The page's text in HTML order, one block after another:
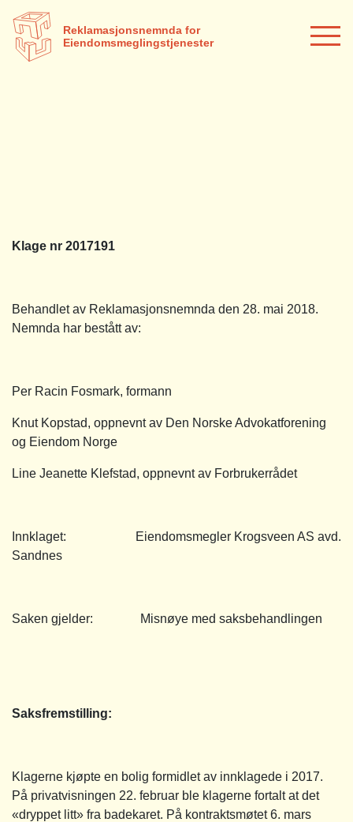
Reklamasjonsnemnda for
Eiendomsmeglingstjenester
Klage nr 2017191
Behandlet av Reklamasjonsnemnda den 28. mai 2018.
Nemnda har bestått av:
Per Racin Fosmark, formann
Knut Kopstad, oppnevnt av Den Norske Advokatforening
og Eiendom Norge
Line Jeanette Klefstad, oppnevnt av Forbrukerrådet
Innklaget: Eiendomsmegler Krogsveen AS avd.
Sandnes
Saken gjelder: Misnøye med saksbehandlingen
Saksfremstilling:
Klagerne kjøpte en bolig formidlet av innklagede i 2017.
På privatvisningen 22. februar ble klagerne fortalt at det
«dryppet litt» fra badekaret. På kontraktsmøtet 6. mars